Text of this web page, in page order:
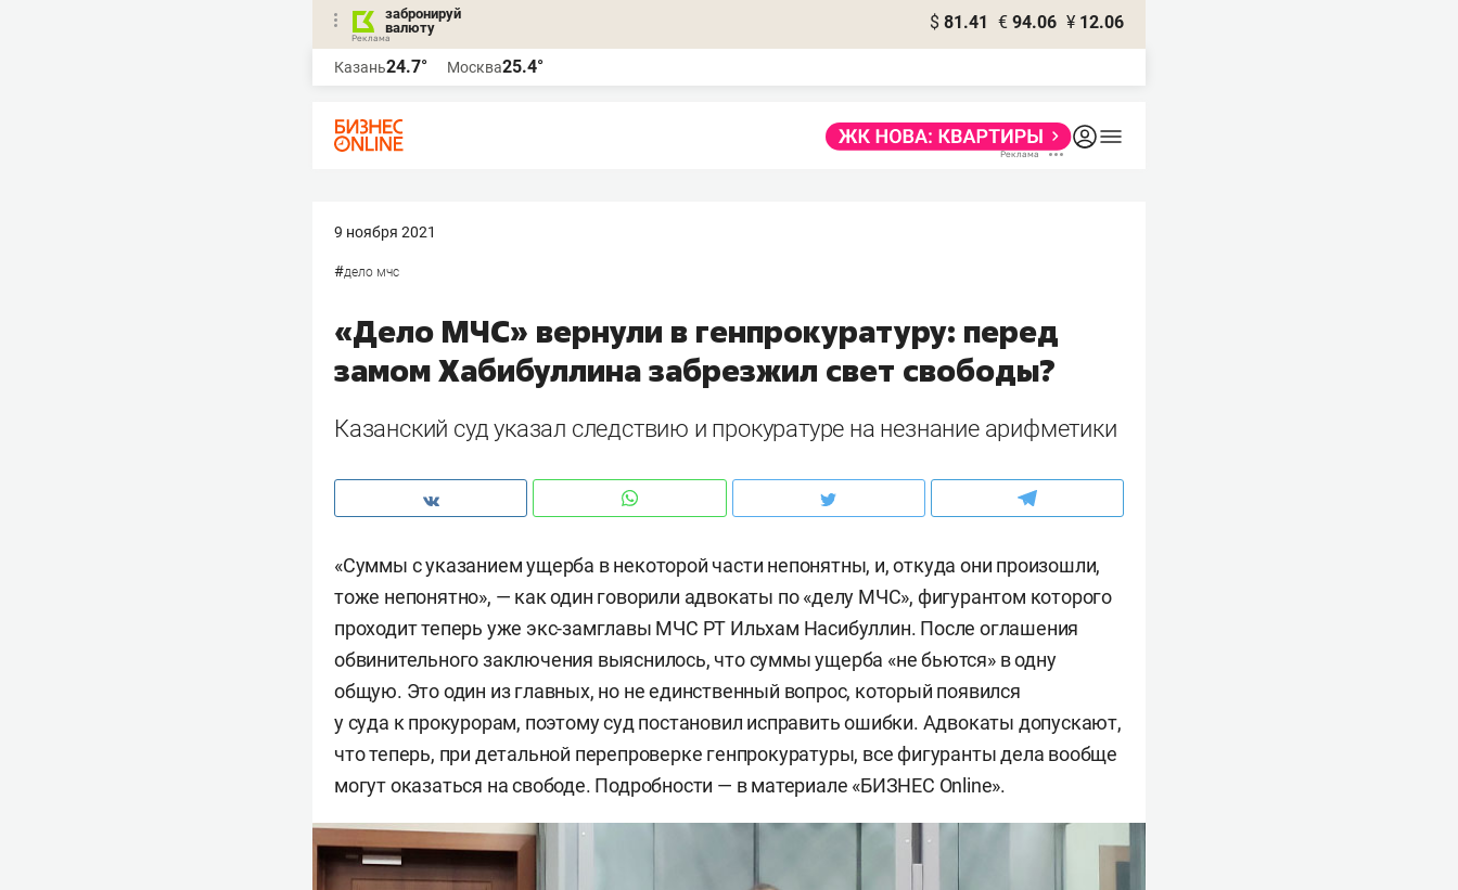
забронируй
валюту
$ 81.41 € 94.06 ¥ 12.06
Казань24.7° Москва25.4°
9 ноября 2021
#дело мчс
«Дело МЧС» вернули в генпрокуратуру: перед
замом Хабибуллина забрезжил свет свободы?
Казанский суд указал следствию и прокуратуре на незнание арифметики
«Суммы с указанием ущерба в некоторой части непонятны, и, откуда они произошли,
тоже непонятно», — как один говорили адвокаты по «делу МЧС», фигурантом которого
проходит теперь уже экс-замглавы МЧС РТ Ильхам Насибуллин. После оглашения
обвинительного заключения выяснилось, что суммы ущерба «не бьются» в одну
общую. Это один из главных, но не единственный вопрос, который появился
у суда к прокурорам, поэтому суд постановил исправить ошибки. Адвокаты допускают,
что теперь, при детальной перепроверке генпрокуратуры, все фигуранты дела вообще
могут оказаться на свободе. Подробности — в материале «БИЗНЕС Online».